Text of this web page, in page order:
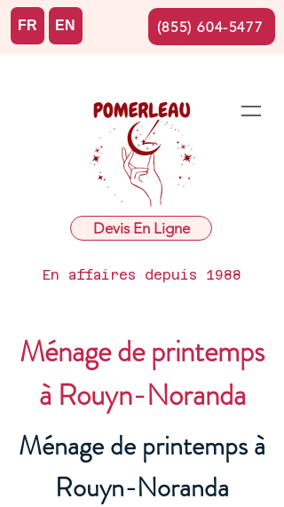
Devis En Ligne
En affaires depuis 1988
FR EN (855) 604-5477
Ménage de printemps
à Rouyn-Noranda
Ménage de printemps à
Rouyn-Noranda